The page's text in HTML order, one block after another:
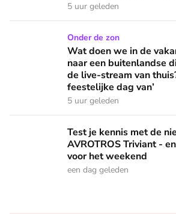
5 uur geleden
Wat doen we in de vakantie op
Onder de zon
Wat doen we in de
naar een buitenlandse
de live-stream van
feestelijke dag van’
5 uur geleden
Test je kennis met de nieuwe
Test je kennis met de
AVROTROS Triviant -
voor het weekend
een dag geleden